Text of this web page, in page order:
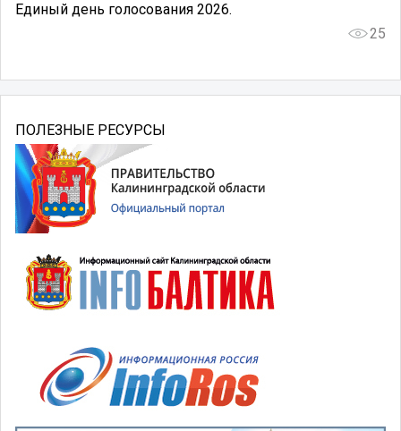
Единый день голосования 2026.
25
ПОЛЕЗНЫЕ РЕСУРСЫ